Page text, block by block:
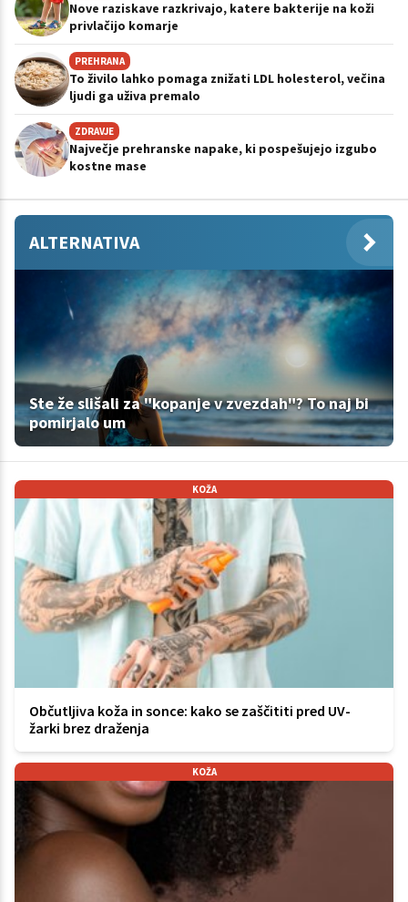
Nove raziskave razkrivajo, katere bakterije na koži
privlačijo komarje
PREHRANA
To živilo lahko pomaga znižati LDL holesterol, večina
ljudi ga uživa premalo
ZDRAVJE
Največje prehranske napake, ki pospešujejo izgubo
kostne mase
ALTERNATIVA
Ste že slišali za "kopanje v zvezdah"? To naj bi
pomirjalo um
KOŽA
Občutljiva koža in sonce: kako se zaščititi pred UV-
žarki brez draženja
KOŽA